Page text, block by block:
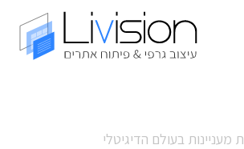
מעניינות בעולם הדיגיטלי